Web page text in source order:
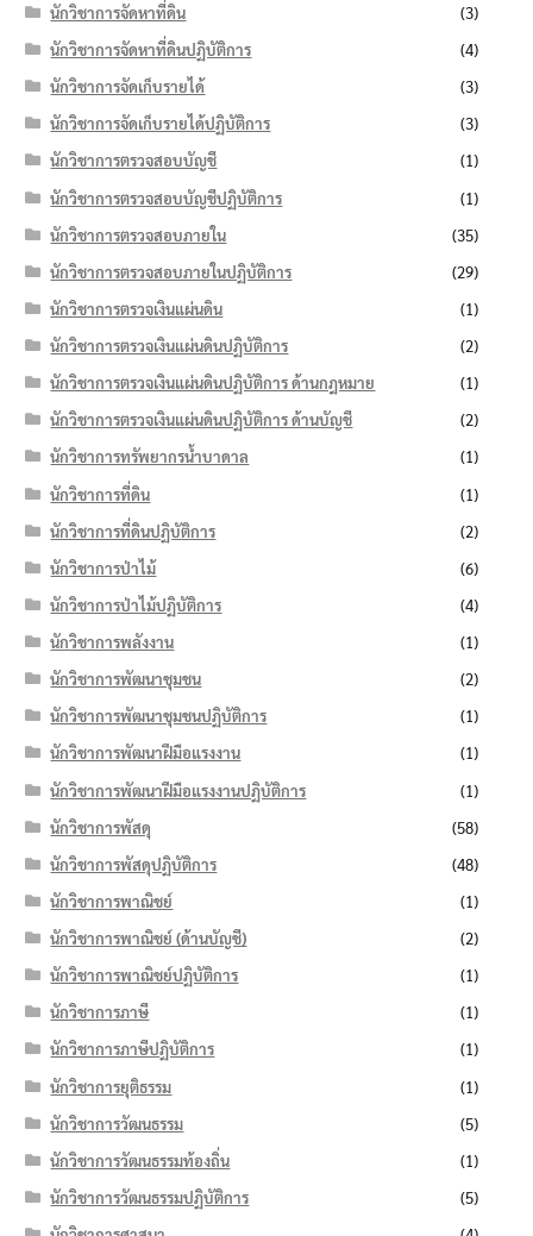
นักวิชาการจัดหาที่ดิน
(3)
นักวิชาการจัดหาที่ดินปฏิบัติการ
(4)
นักวิชาการจัดเก็บรายได้
(3)
นักวิชาการจัดเก็บรายได้ปฏิบัติการ
(3)
นักวิชาการตรวจสอบบัญชี
(1)
นักวิชาการตรวจสอบบัญชีปฏิบัติการ
(1)
นักวิชาการตรวจสอบภายใน
(35)
นักวิชาการตรวจสอบภายในปฏิบัติการ
(29)
นักวิชาการตรวจเงินแผ่นดิน
(1)
นักวิชาการตรวจเงินแผ่นดินปฏิบัติการ
(2)
นักวิชาการตรวจเงินแผ่นดินปฏิบัติการ ด้านกฎหมาย
(1)
นักวิชาการตรวจเงินแผ่นดินปฏิบัติการ ด้านบัญชี
(2)
นักวิชาการทรัพยากรน้ำบาดาล
(1)
นักวิชาการที่ดิน
(1)
นักวิชาการที่ดินปฏิบัติการ
(2)
นักวิชาการป่าไม้
(6)
นักวิชาการป่าไม้ปฏิบัติการ
(4)
นักวิชาการพลังงาน
(1)
นักวิชาการพัฒนาชุมชน
(2)
นักวิชาการพัฒนาชุมชนปฏิบัติการ
(1)
นักวิชาการพัฒนาฝีมือแรงงาน
(1)
นักวิชาการพัฒนาฝีมือแรงงานปฏิบัติการ
(1)
นักวิชาการพัสดุ
(58)
นักวิชาการพัสดุปฏิบัติการ
(48)
นักวิชาการพาณิชย์
(1)
นักวิชาการพาณิชย์ (ด้านบัญชี)
(2)
นักวิชาการพาณิชย์ปฏิบัติการ
(1)
นักวิชาการภาษี
(1)
นักวิชาการภาษีปฏิบัติการ
(1)
นักวิชาการยุติธรรม
(1)
นักวิชาการวัฒนธรรม
(5)
นักวิชาการวัฒนธรรมท้องถิ่น
(1)
นักวิชาการวัฒนธรรมปฏิบัติการ
(5)